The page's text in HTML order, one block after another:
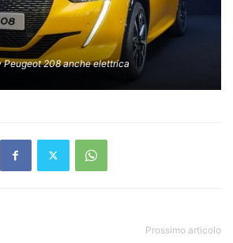
Peugeot 208 anche elettrica
Prossimo articolo